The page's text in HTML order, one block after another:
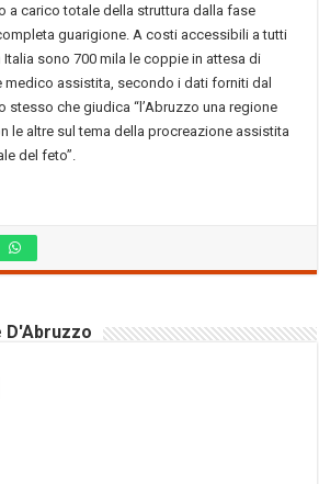
a carico totale della struttura dalla fase
guarigione. A costi accessibili a tutti
Italia sono 700 mila le coppie in attesa di
medico assistita, secondo i dati forniti dal
stesso che giudica “l’Abruzzo una regione
le altre sul tema della procreazione assistita
del feto”.
D'Abruzzo